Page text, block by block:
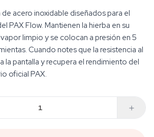
acero inoxidable diseñados para el
PAX Flow. Mantienen la hierba en su
limpio y se colocan a presión en 5
Cuando notes que la resistencia al
la pantalla y recupera el rendimiento del
oficial PAX.